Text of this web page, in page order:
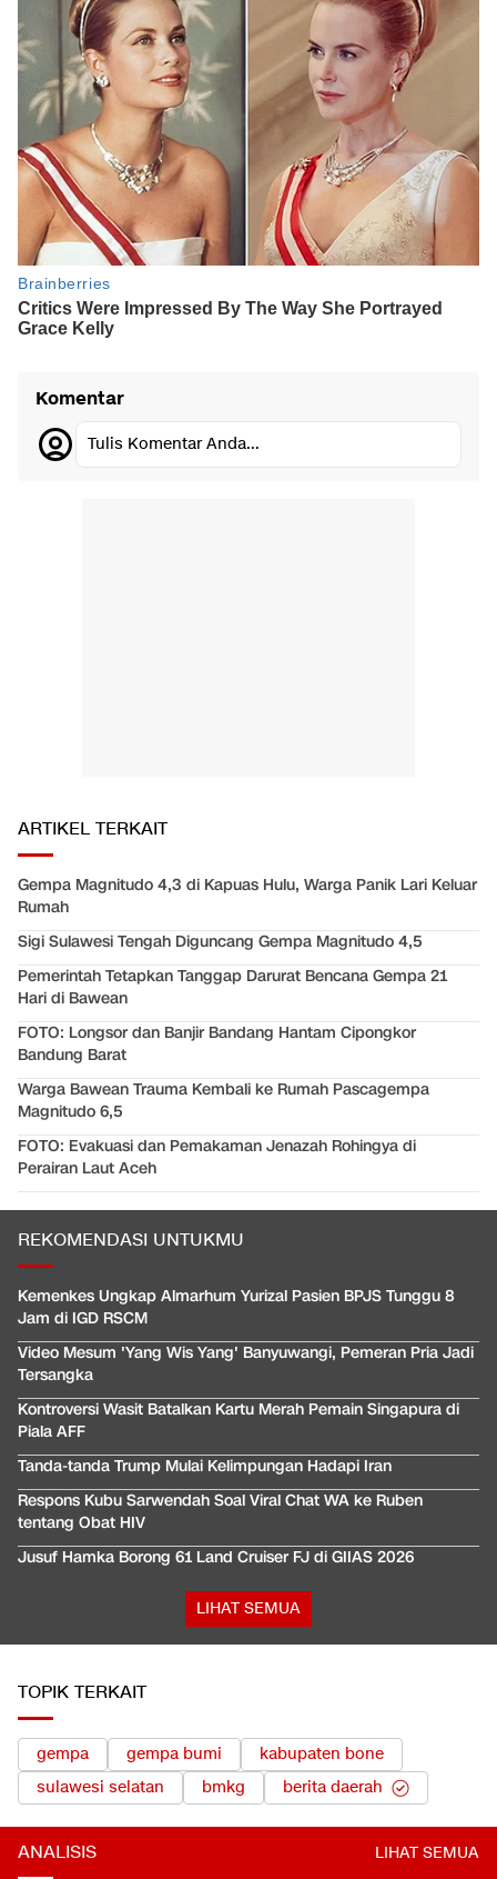
Komentar
Tulis Komentar Anda...
ARTIKEL TERKAIT
Gempa Magnitudo 4,3 di Kapuas Hulu, Warga Panik Lari Keluar
Rumah
Sigi Sulawesi Tengah Diguncang Gempa Magnitudo 4,5
Pemerintah Tetapkan Tanggap Darurat Bencana Gempa 21
Hari di Bawean
FOTO: Longsor dan Banjir Bandang Hantam Cipongkor
Bandung Barat
Warga Bawean Trauma Kembali ke Rumah Pascagempa
Magnitudo 6,5
FOTO: Evakuasi dan Pemakaman Jenazah Rohingya di
Perairan Laut Aceh
REKOMENDASI UNTUKMU
Kemenkes Ungkap Almarhum Yurizal Pasien BPJS Tunggu 8
Jam di IGD RSCM
Video Mesum 'Yang Wis Yang' Banyuwangi, Pemeran Pria Jadi
Tersangka
Kontroversi Wasit Batalkan Kartu Merah Pemain Singapura di
Piala AFF
Tanda-tanda Trump Mulai Kelimpungan Hadapi Iran
Respons Kubu Sarwendah Soal Viral Chat WA ke Ruben
tentang Obat HIV
Jusuf Hamka Borong 61 Land Cruiser FJ di GIIAS 2026
LIHAT SEMUA
TOPIK TERKAIT
gempa gempa bumi
kabupaten bone
sulawesi selatan
bmkg berita daerah
ANALISIS LIHAT SEMUA